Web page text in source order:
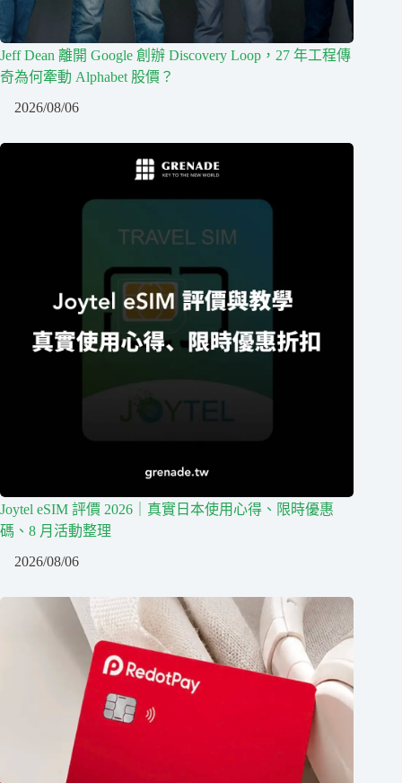
Jeff Dean 離開 Google 創辦 Discovery Loop，27 年工程傳
奇為何牽動 Alphabet 股價？
2026/08/06
Joytel eSIM 評價 2026｜真實日本使用心得、限時優惠
碼、8 月活動整理
2026/08/06